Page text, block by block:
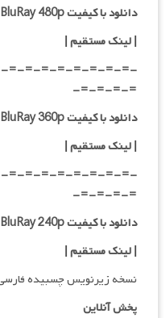
دانلود با کیفیت BluRay 480p ریلیز F2M
|لینک مستقیم|
=-=-=-=-=-=-=-=-
=-=-=-=-
دانلود با کیفیت BluRay 360p ریلیز F2M
| لینک مستقیم|
=-=-=-=-=-=-=-=-
=-=-=-=-
دانلود با کیفیت BluRay 240p ریلیز F2M
| لینک مستقیم|
نسخه زیرنویس چسبیده
پخش آنلاین